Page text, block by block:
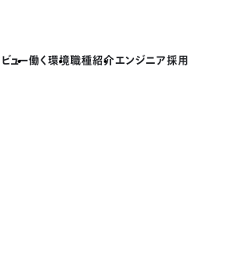
ュー働く環境職種紹介エンジニア採用